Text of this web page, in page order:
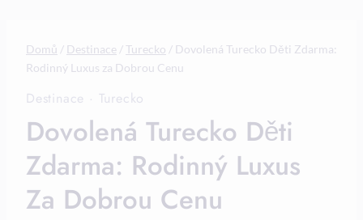
Domů / Destinace /Turecko / Dovolená Turecko Děti Zdarma:
Rodinný Luxus za Dobrou Cenu
Destinace · Turecko
Dovolená Turecko Děti
Zdarma: Rodinný Luxus
Za Dobrou Cenu